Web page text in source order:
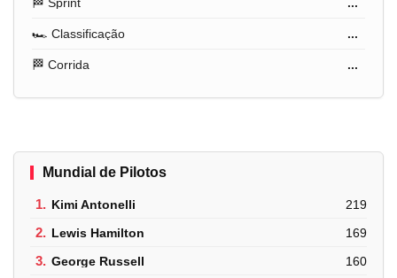
🏁 Sprint ...
🏎️ Classificação ...
🏁 Corrida ...
Mundial de Pilotos
1. Kimi Antonelli 219
2. Lewis Hamilton 169
3. George Russell 160